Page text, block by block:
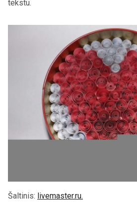
tekstu.
Šaltinis: livemaster.ru.